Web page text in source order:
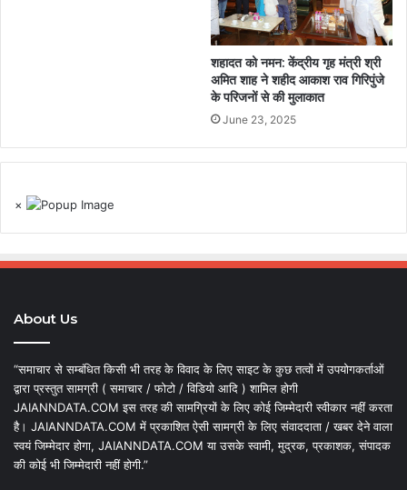
शहादत को नमन: केंद्रीय गृह मंत्री श्री
अमित शाह ने शहीद आकाश राव गिरिपुंजे
के परिजनों से की मुलाकात
June 23, 2025
×
About Us
“समाचार से सम्बंधित किसी भी तरह के विवाद के लिए साइट के कुछ तत्वों में उपयोगकर्ताओं
द्वारा प्रस्तुत सामग्री ( समाचार / फोटो / विडियो आदि ) शामिल होगी
JAIANNDATA.COM इस तरह की सामग्रियों के लिए कोई जिम्मेदारी स्वीकार नहीं करता
है। JAIANNDATA.COM में प्रकाशित ऐसी सामग्री के लिए संवाददाता / खबर देने वाला
स्वयं जिम्मेदार होगा, JAIANNDATA.COM या उसके स्वामी, मुद्रक, प्रकाशक, संपादक
की कोई भी जिम्मेदारी नहीं होगी.”